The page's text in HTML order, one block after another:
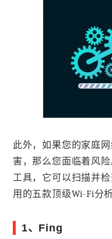
此外，如果您的家庭
害，那么您面临着风
工具，它可以扫描并
用的五款顶级Wi-Fi分
1、Fing